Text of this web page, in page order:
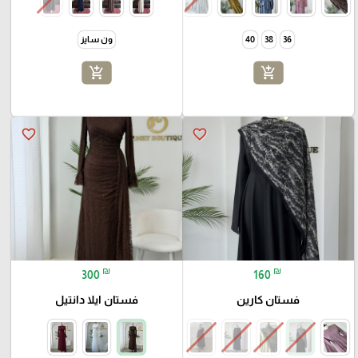
36
38
40
add_shopping_cart
ون سايز
add_shopping_cart
favorite_border
160 ₪
فستان كارين
favorite_border
300 ₪
فستان ايلا دانتيل